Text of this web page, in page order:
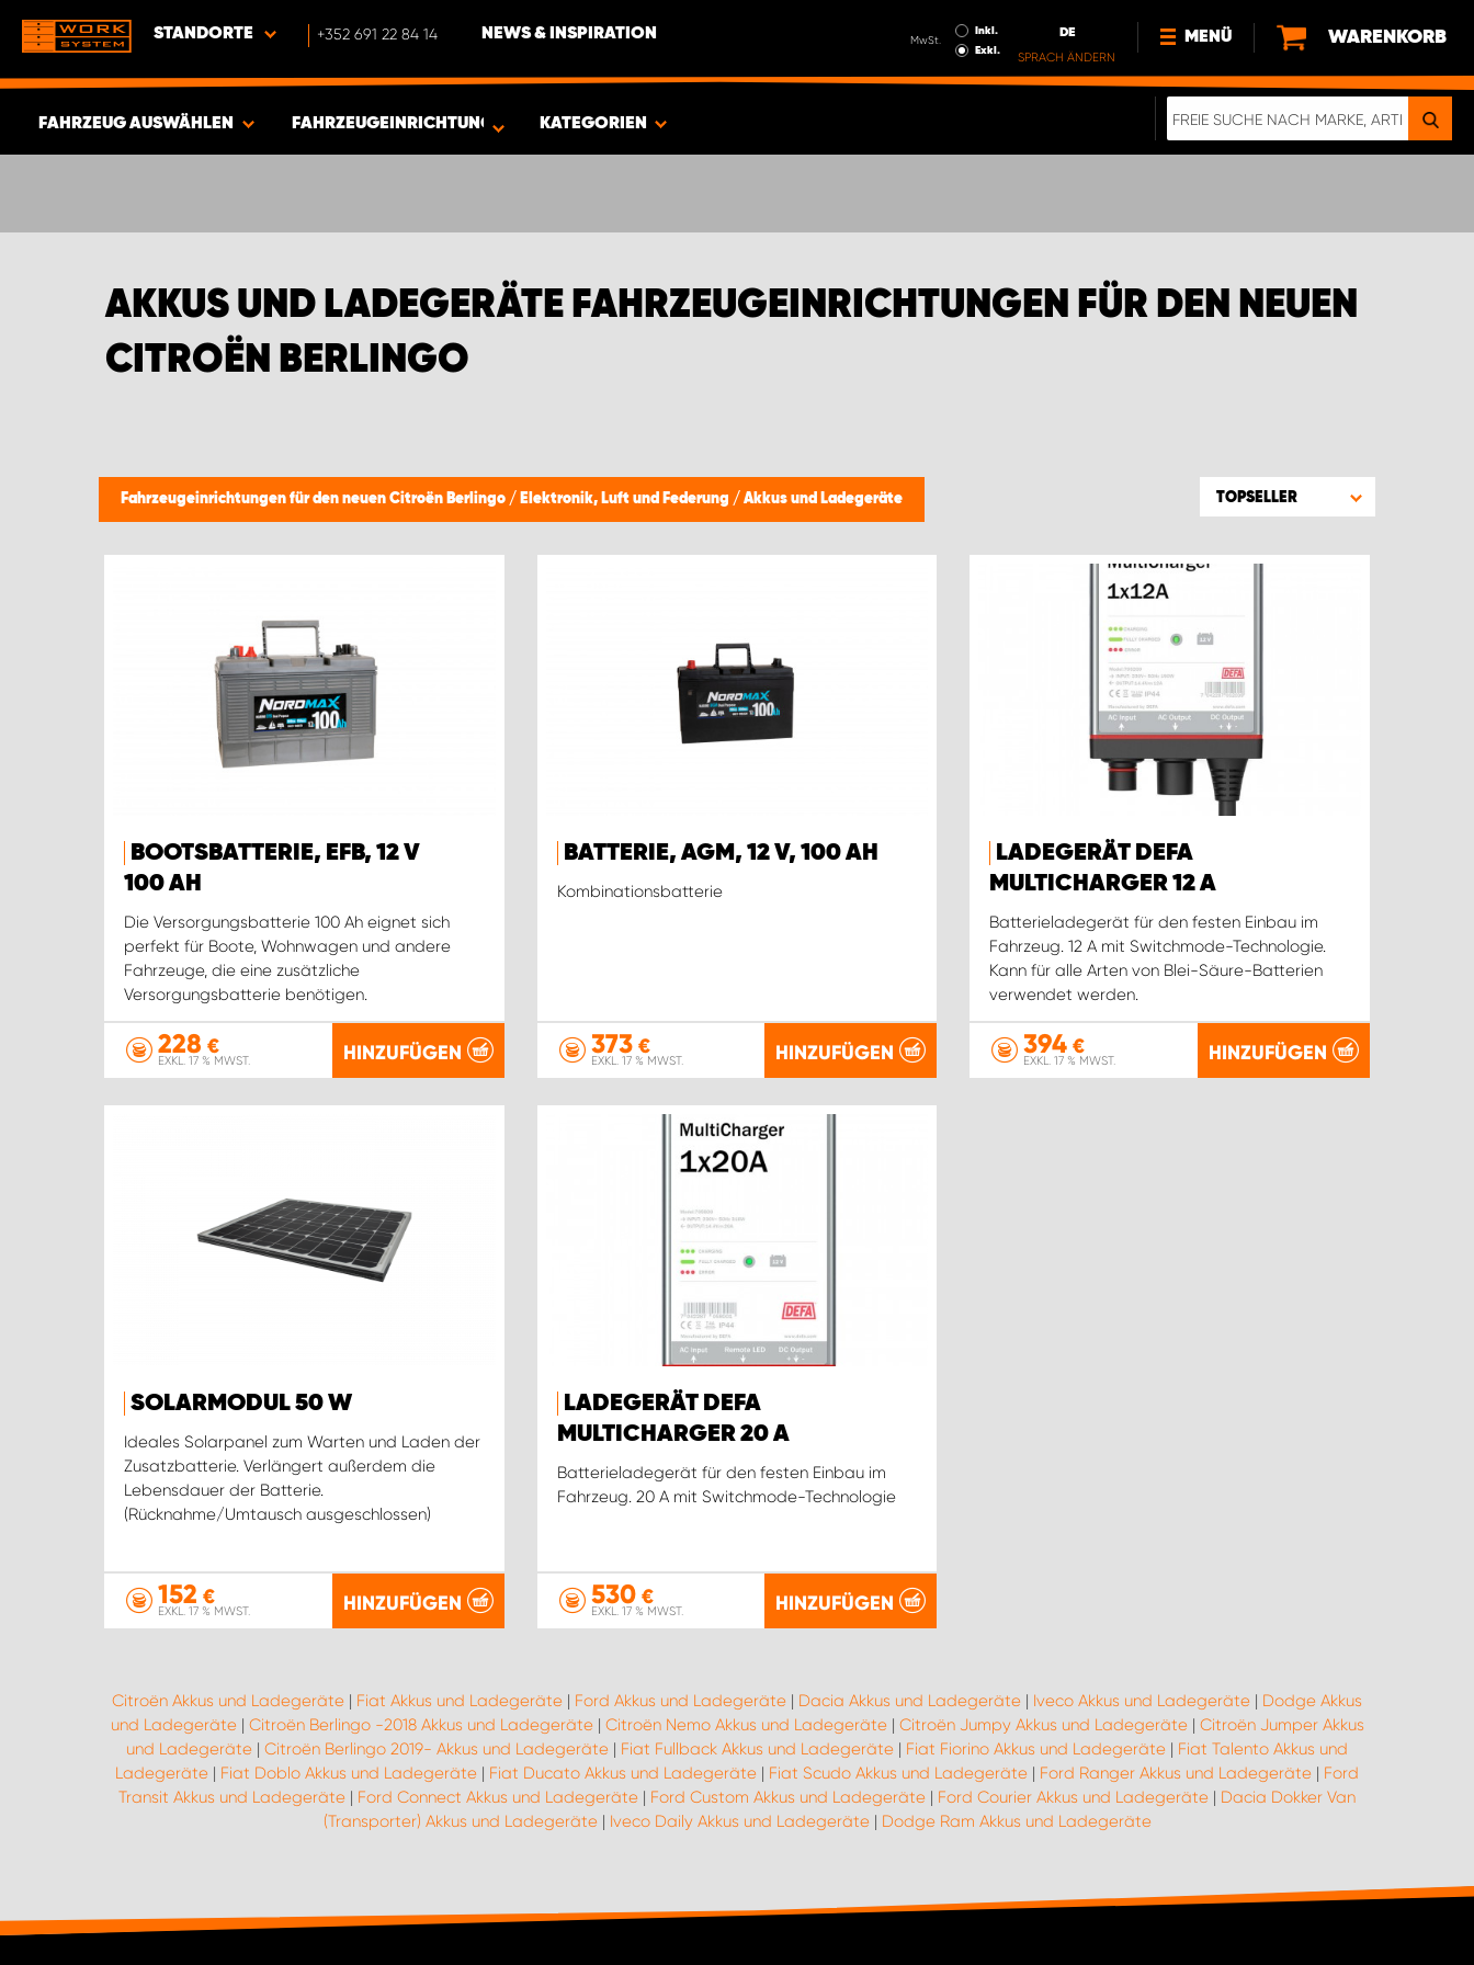
STANDORTE +352 691 22 84 14 NEWS & INSPIRATION MwSt.
Inkl.
Exkl.
DE
SPRACH ÄNDERN
MENÜ
NEWS
WARENKORB
FAHRZEUG AUSWÄHLEN
ARTIKEL
FAHRZEUGEINRICHTUNGEN FÜR DEN NEUEN CITROËN BERLINGO
KATEGORIEN
AKKUS UND LADEGERÄTE FAHRZEUGEINRICHTUNGEN FÜR DEN NEUEN
CITROËN BERLINGO
Fahrzeugeinrichtungen für den neuen Citroën Berlingo / Elektronik, Luft und Federung / Akkus und Ladegeräte TOPSELLER
BOOTSBATTERIE, EFB, 12 V
100 AH
Die Versorgungsbatterie 100 Ah eignet sich
perfekt für Boote, Wohnwagen und andere
Fahrzeuge, die eine zusätzliche
Versorgungsbatterie benötigen.
228 €
EXKL. 17 % MWST. HINZUFÜGEN
BATTERIE, AGM, 12 V, 100 AH
Kombinationsbatterie
373€
EXKL. 17 % MWST. HINZUFÜGEN
LADEGERÄT DEFA
MULTICHARGER 12 A
Batterieladegerät für den festen Einbau im
Fahrzeug. 12 A mit Switchmode-Technologie.
Kann für alle Arten von Blei-Säure-Batterien
verwendet werden.
394 €
EXKL. 17 % MWST. HINZUFÜGEN
SOLARMODUL 50 W
Ideales Solarpanel zum Warten und Laden der
Zusatzbatterie. Verlängert außerdem die
Lebensdauer der Batterie.
(Rücknahme/Umtausch ausgeschlossen)
152 €
EXKL. 17 % MWST. HINZUFÜGEN
LADEGERÄT DEFA
MULTICHARGER 20 A
Batterieladegerät für den festen Einbau im
Fahrzeug. 20 A mit Switchmode-Technologie
530€
EXKL. 17 % MWST. HINZUFÜGEN
Citroën Akkus und Ladegeräte | Fiat Akkus und Ladegeräte | Ford Akkus und Ladegeräte | Dacia Akkus und Ladegeräte | Iveco Akkus und Ladegeräte | Dodge Akkus
und Ladegeräte| Citroën Berlingo -2018 Akkus und Ladegeräte| Citroën Nemo Akkus und Ladegeräte| Citroën Jumpy Akkus und Ladegeräte| Citroën Jumper Akkus
und Ladegeräte | Citroën Berlingo 2019- Akkus und Ladegeräte | Fiat Fullback Akkus und Ladegeräte | Fiat Fiorino Akkus und Ladegeräte | Fiat Talento Akkus und
Ladegeräte | Fiat Doblo Akkus und Ladegeräte | Fiat Ducato Akkus und Ladegeräte | Fiat Scudo Akkus und Ladegeräte | Ford Ranger Akkus und Ladegeräte | Ford
Transit Akkus und Ladegeräte | Ford Connect Akkus und Ladegeräte | Ford Custom Akkus und Ladegeräte | Ford Courier Akkus und Ladegeräte | Dacia Dokker Van
(Transporter) Akkus und Ladegeräte| Iveco Daily Akkus und Ladegeräte| Dodge Ram Akkus und Ladegeräte